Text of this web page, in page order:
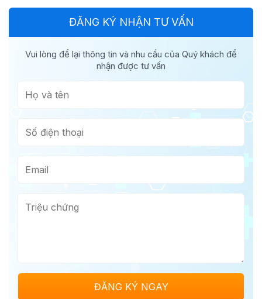
ĐĂNG KÝ NHẬN TƯ VẤN
Vui lòng để lại thông tin và nhu cầu của Quý khách để
nhận được tư vấn